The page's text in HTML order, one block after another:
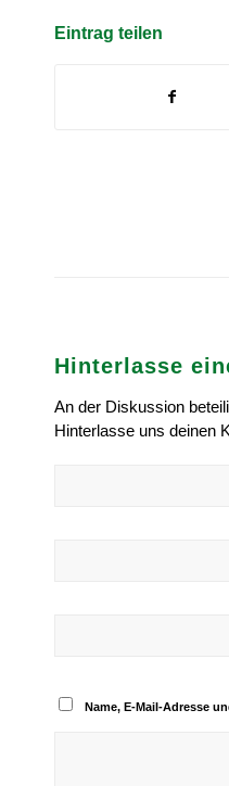
Eintrag teilen
Hinterlasse
An der Diskussion
Hinterlasse uns deinen
Name, E-Mail-Adresse